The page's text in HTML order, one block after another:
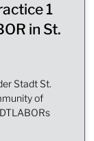
1
in St.
Stadt St.
of